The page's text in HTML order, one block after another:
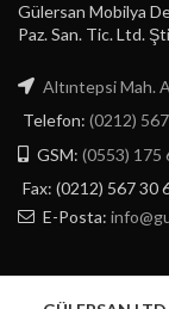
Gülersan Mobilya
Paz. San. Tic. Ltd.
Altıntepsi Mah.
Telefon: (0212)
GSM: (0553) 175
Fax: (0212) 567 30
E-Posta: